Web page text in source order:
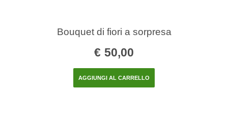
Bouquet di fiori a sorpresa
€ 50,00
AGGIUNGI AL CARRELLO